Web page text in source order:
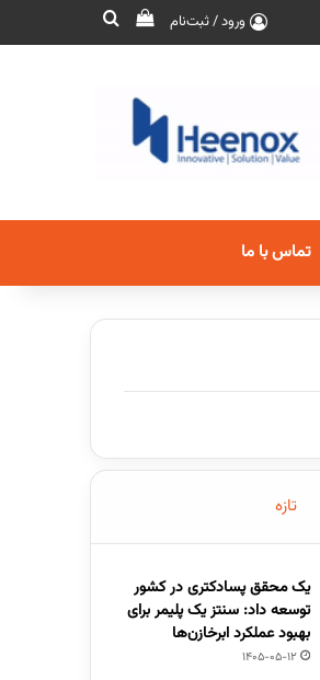
ورود / ثبت‌نام
تماس با ما
تازه
یک محقق پسادکتری در کشور
توسعه داد: سنتز یک پلیمر برای
بهبود عملکرد ابرخازن‌ها
1405-05-12